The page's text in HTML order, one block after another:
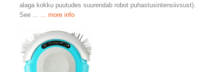
alaga kokku puutudes suurendab robot puhastusintensiivsust).
See ... ... more info